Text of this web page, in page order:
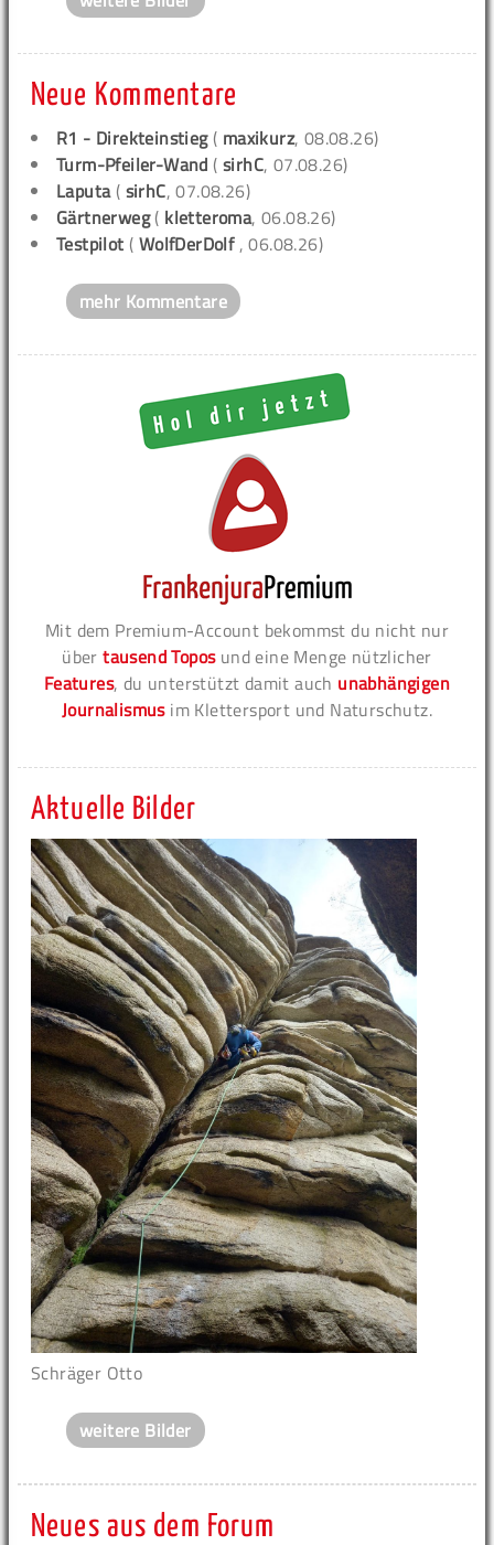
Neue Kommentare
R1 - Direkteinstieg( maxikurz, 08.08.26)
Turm-Pfeiler-Wand (sirhC, 07.08.26)
Laputa( sirhC, 07.08.26)
Gärtnerweg( kletteroma, 06.08.26)
Testpilot ( WolfDerDolf , 06.08.26)
mehr Kommentare
Mit dem Premium-Account bekommst du nicht nur
übertausend Toposund eine Menge nützlicher
Features, du unterstützt damit auch unabhängigen
Journalismusim Klettersport und Naturschutz.
Aktuelle Bilder
Schräger Otto
weitere Bilder
Neues aus dem Forum